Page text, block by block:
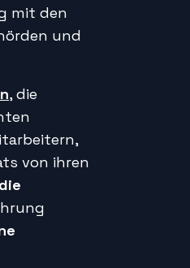
mit den
und
, die
von ihren